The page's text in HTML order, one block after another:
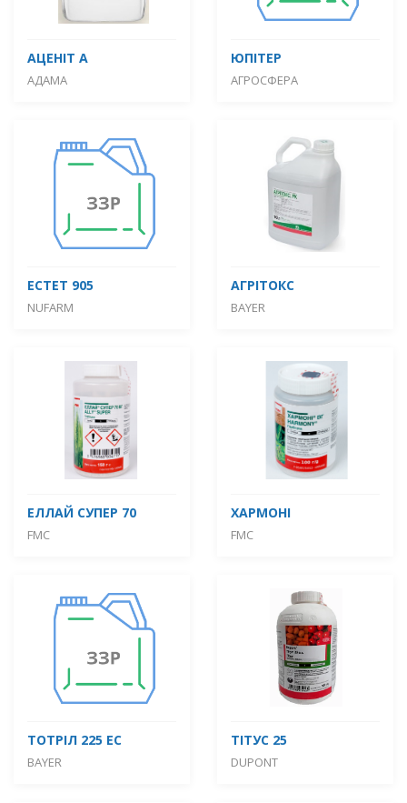
АЦЕНІТ А
АДАМА
ЮПІТЕР
АГРОСФЕРА
ЕСТЕТ 905
NUFARM
АГРІТОКС
BAYER
ЕЛЛАЙ СУПЕР 70
FMC
ХАРМОНІ
FMC
ТОТРІЛ 225 ЕС
BAYER
ТІТУС 25
DUPONT